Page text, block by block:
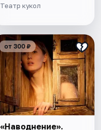
Театр кукол
от 300 ₽
«Наводнение».